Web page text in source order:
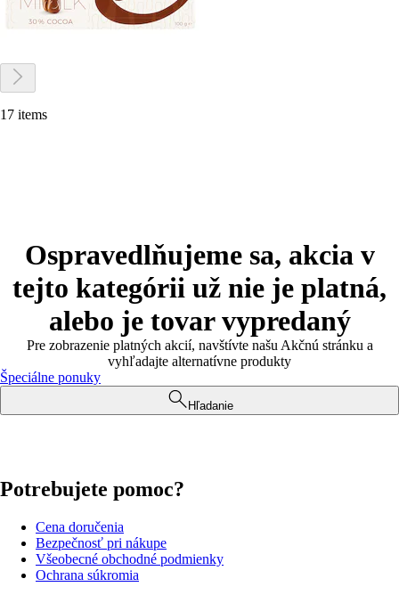
17 items
Ospravedlňujeme sa, akcia v
tejto kategórii už nie je platná,
alebo je tovar vypredaný
Pre zobrazenie platných akcií, navštívte našu Akčnú stránku a
vyhľadajte alternatívne produkty
Špeciálne ponuky
Hľadanie
Potrebujete pomoc?
Cena doručenia
Bezpečnosť pri nákupe
Všeobecné obchodné podmienky
Ochrana súkromia